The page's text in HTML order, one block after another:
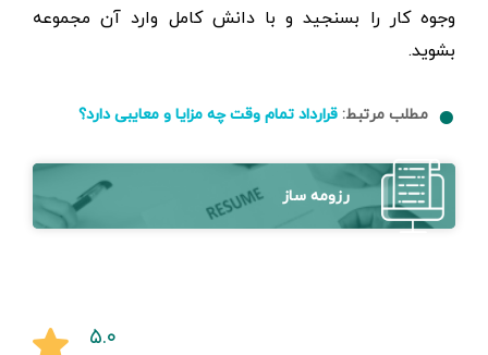
وجوه کار را بسنجید و با دانش کامل وارد آن مجموعه
بشوید.
مطلب مرتبط: قرارداد تمام وقت چه مزایا و معایبی دارد؟
رزومه ساز
۵.۰